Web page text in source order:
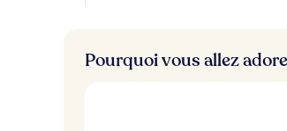
Pourquoi vous allez